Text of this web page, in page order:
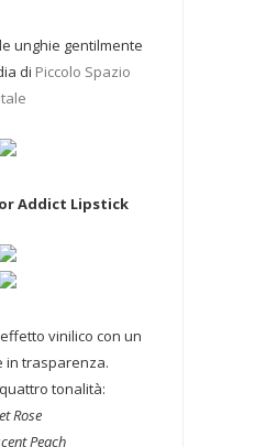
unghie gentilmente
di Piccolo Spazio
Addict Lipstick
vinilico con un
in trasparenza.
tonalità:
Rose
Peach